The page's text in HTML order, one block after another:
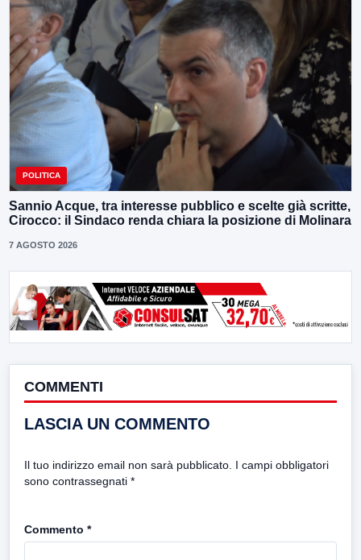
POLITICA
Sannio Acque, tra interesse pubblico e scelte già scritte,
Cirocco: il Sindaco renda chiara la posizione di Molinara
7 AGOSTO 2026
COMMENTI
LASCIA UN COMMENTO
Il tuo indirizzo email non sarà pubblicato. I campi obbligatori
sono contrassegnati *
Commento *